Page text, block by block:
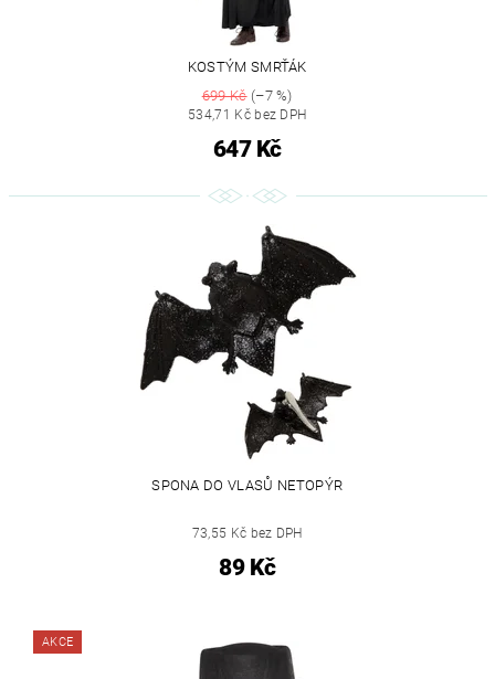
KOSTÝM SMRŤÁK
699 Kč(–7 %)
534,71 Kč bez DPH
647 Kč
SPONA DO VLASŮ NETOPÝR
73,55 Kč bez DPH
89 Kč
AKCE